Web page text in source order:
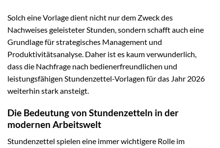
Solch eine Vorlage dient nicht nur dem Zweck des
Nachweises geleisteter Stunden, sondern schafft auch eine
Grundlage für strategisches Management und
Produktivitätsanalyse. Daher ist es kaum verwunderlich,
dass die Nachfrage nach bedienerfreundlichen und
leistungsfähigen Stundenzettel-Vorlagen für das Jahr 2026
weiterhin stark ansteigt.
Die Bedeutung von Stundenzetteln in der
modernen Arbeitswelt
Stundenzettel spielen eine immer wichtigere Rolle im